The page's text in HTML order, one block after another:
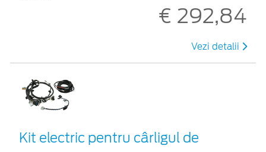
€ 292,84
Vezi detalii
Kit electric pentru cârligul de